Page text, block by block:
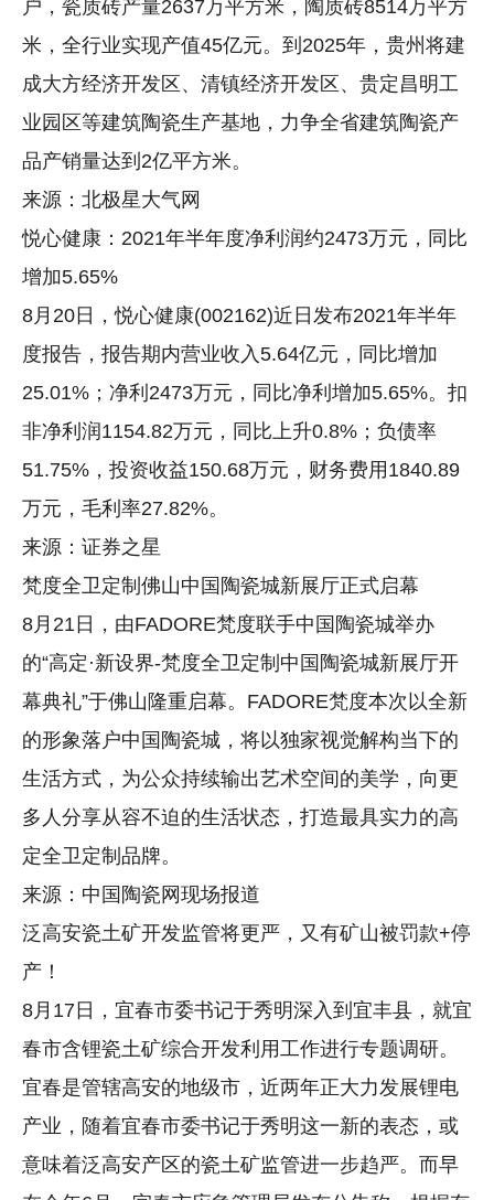
户，瓷质砖产量2637万平方米，陶质砖8514万平方
米，全行业实现产值45亿元。到2025年，贵州将建
成大方经济开发区、清镇经济开发区、贵定昌明工
业园区等建筑陶瓷生产基地，力争全省建筑陶瓷产
品产销量达到2亿平方米。
来源：北极星大气网
悦心健康：2021年半年度净利润约2473万元，同比
增加5.65%
8月20日，悦心健康(002162)近日发布2021年半年
度报告，报告期内营业收入5.64亿元，同比增加
25.01%；净利2473万元，同比净利增加5.65%。扣
非净利润1154.82万元，同比上升0.8%；负债率
51.75%，投资收益150.68万元，财务费用1840.89
万元，毛利率27.82%。
来源：证券之星
梵度全卫定制佛山中国陶瓷城新展厅正式启幕
8月21日，由FADORE梵度联手中国陶瓷城举办
的“高定·新设界-梵度全卫定制中国陶瓷城新展厅开
幕典礼”于佛山隆重启幕。FADORE梵度本次以全新
的形象落户中国陶瓷城，将以独家视觉解构当下的
生活方式，为公众持续输出艺术空间的美学，向更
多人分享从容不迫的生活状态，打造最具实力的高
定全卫定制品牌。
来源：中国陶瓷网现场报道
泛高安瓷土矿开发监管将更严，又有矿山被罚款+停
产！
8月17日，宜春市委书记于秀明深入到宜丰县，就宜
春市含锂瓷土矿综合开发利用工作进行专题调研。
宜春是管辖高安的地级市，近两年正大力发展锂电
产业，随着宜春市委书记于秀明这一新的表态，或
意味着泛高安产区的瓷土矿监管进一步趋严。而早